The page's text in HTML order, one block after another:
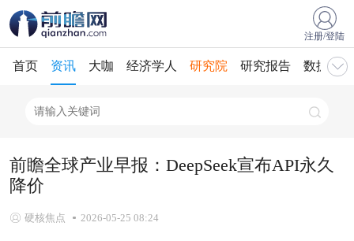
注册/登陆
首页 资讯 大咖 经济学人 研究院 研究报告 数据库
前瞻全球产业早报：DeepSeek宣布API永久
降价
硬核焦点 2026-05-25 08:24